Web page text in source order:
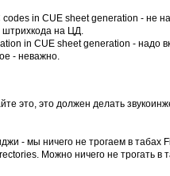
codes in CUE sheet generation - не
штрихкода на ЦД.
in CUE sheet generation - надо
- неважно.
это, это должен делать
- мы ничего не трогаем в
Можно ничего не трогать в